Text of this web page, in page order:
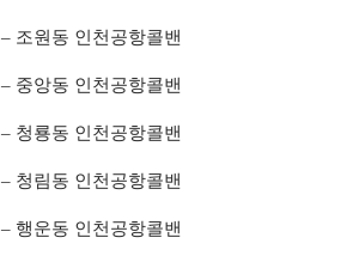
– 조원동 인천공항콜밴
– 중앙동 인천공항콜밴
– 청룡동 인천공항콜밴
– 청림동 인천공항콜밴
– 행운동 인천공항콜밴